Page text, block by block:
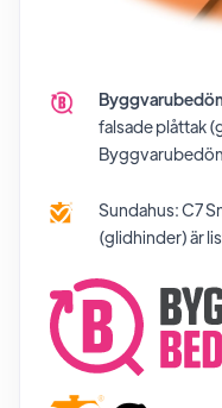
falsade plåttak
Sundahus:C7
(glidhinder)är